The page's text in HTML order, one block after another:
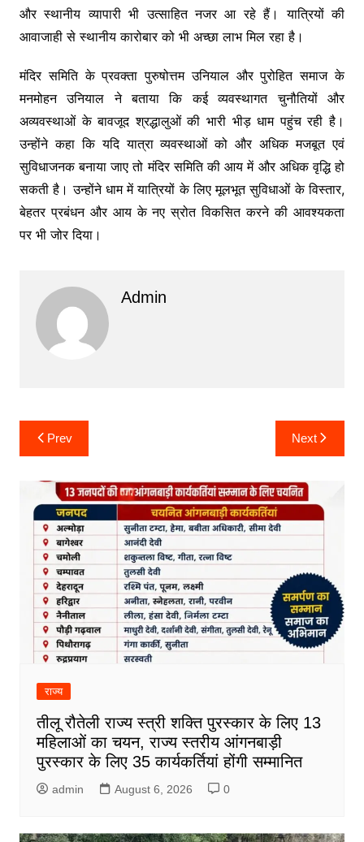
और स्थानीय व्यापारी भी उत्साहित नजर आ रहे हैं। यात्रियों की
आवाजाही से स्थानीय कारोबार को भी अच्छा लाभ मिल रहा है।
मंदिर समिति के प्रवक्ता पुरुषोत्तम उनियाल और पुरोहित समाज के
मनमोहन उनियाल ने बताया कि कई व्यवस्थागत चुनौतियों और
अव्यवस्थाओं के बावजूद श्रद्धालुओं की भारी भीड़ धाम पहुंच रही है।
उन्होंने कहा कि यदि यात्रा व्यवस्थाओं को और अधिक मजबूत एवं
सुविधाजनक बनाया जाए तो मंदिर समिति की आय में और अधिक वृद्धि हो
सकती है। उन्होंने धाम में यात्रियों के लिए मूलभूत सुविधाओं के विस्तार,
बेहतर प्रबंधन और आय के नए स्रोत विकसित करने की आवश्यकता
पर भी जोर दिया।
Admin
Post
navigation
Prev Next
राज्य
तीलू रौतेली राज्य स्त्री शक्ति पुरस्कार के लिए 13
महिलाओं का चयन, राज्य स्तरीय आंगनबाड़ी
पुरस्कार के लिए 35 कार्यकर्तियां होंगी सम्मानित
admin August 6, 2026 0